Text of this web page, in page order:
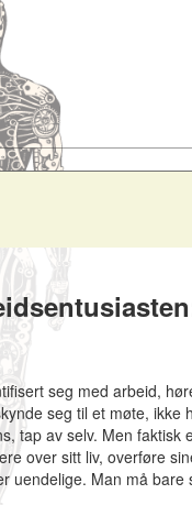
seg med arbeid,
seg til et møte,
tap av selv. Men
over sitt liv, overføre
uendelige. Man må